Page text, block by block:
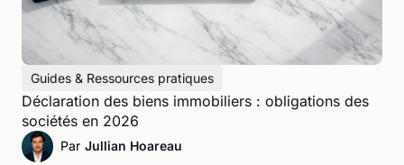
Guides & Ressources pratiques
Déclaration des biens immobiliers : obligations des
sociétés en 2026
Par Jullian Hoareau